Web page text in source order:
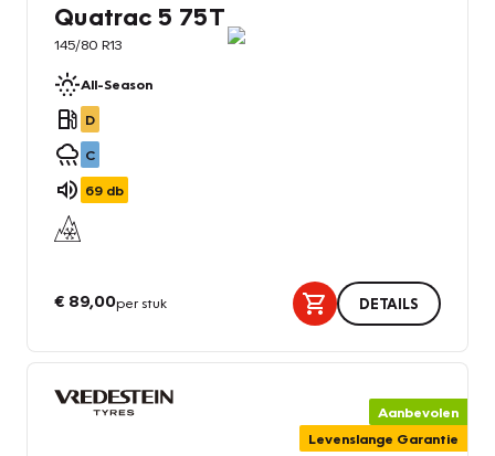
Quatrac 5 75T
145/80 R13
All-Season
D
C
69 db
€ 89,00per stuk DETAILS
Aanbevolen
Levenslange Garantie